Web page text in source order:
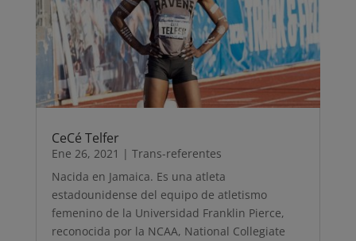
CeCé Telfer
Ene 26, 2021 | Trans-referentes
Nacida en Jamaica. Es una atleta
estadounidense del equipo de atletismo
femenino de la Universidad Franklin Pierce,
reconocida por la NCAA, National Collegiate